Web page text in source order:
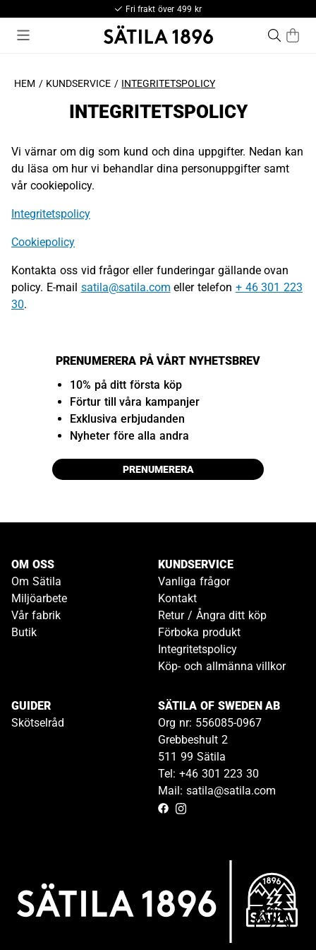
Fri frakt över 499 kr
HEM KUNDSERVICE INTEGRITETSPOLICY
INTEGRITETSPOLICY
Vi värnar om dig som kund och dina uppgifter. Nedan kan
du läsa om hur vi behandlar dina personuppgifter samt
vår cookiepolicy.
Integritetspolicy
Cookiepolicy
Kontakta oss vid frågor eller funderingar gällande ovan
policy. E-mail satila@satila.com eller telefon + 46 301 223
30.
PRENUMERERA PÅ VÅRT NYHETSBREV
10% på ditt första köp
Förtur till våra kampanjer
Exklusiva erbjudanden
Nyheter före alla andra
PRENUMERERA
OM OSS
Om Sätila
Miljöarbete
Vår fabrik
Butik
KUNDSERVICE
Vanliga frågor
Kontakt
Retur / Ångra ditt köp
Förboka produkt
Integritetspolicy
Köp- och allmänna villkor
GUIDER
Skötselråd
SÄTILA OF SWEDEN AB
Org nr: 556085-0967
Grebbeshult 2
511 99 Sätila
Tel: +46 301 223 30
Mail: satila@satila.com